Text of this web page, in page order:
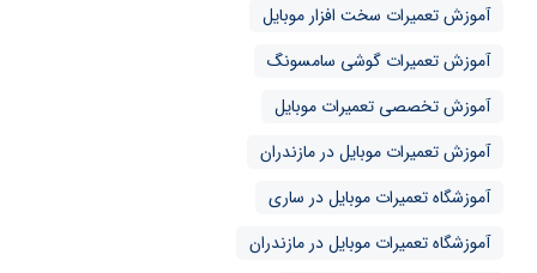
آموزش تعمیرات سخت افزار موبایل
آموزش تعمیرات گوشی سامسونگ
آموزش تخصصی تعمیرات موبایل
آموزش تعمیرات موبایل در مازندران
آموزشگاه تعمیرات موبایل در ساری
آموزشگاه تعمیرات موبایل در مازندران